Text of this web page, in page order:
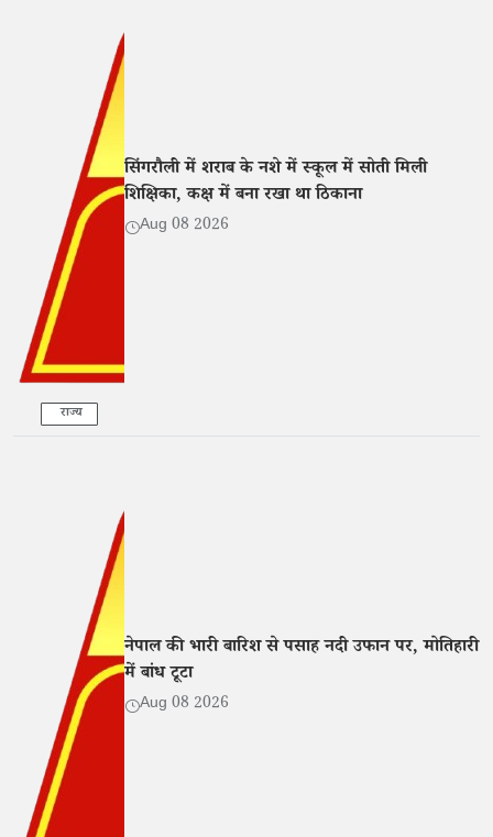
राज्य
सिंगरौली में शराब के नशे में स्कूल में सोती मिली
शिक्षिका, कक्ष में बना रखा था ठिकाना
Aug 08 2026
नेपाल की भारी बारिश से पसाह नदी उफान पर, मोतिहारी
में बांध टूटा
Aug 08 2026